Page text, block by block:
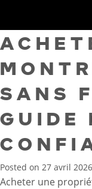
SANS
GUIDE
Posted on 27 avril 2026
Acheter une